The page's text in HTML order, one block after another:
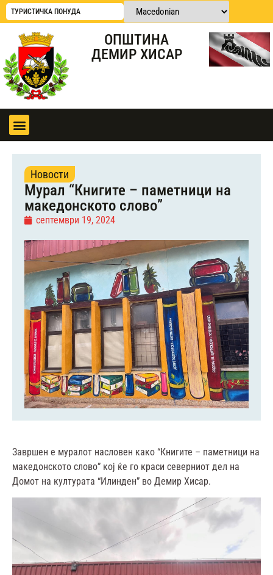
ТУРИСТИЧКА ПОНУДА
ОПШТИНА
ДЕМИР ХИСАР
Новости
Мурал “Книгите – паметници на
македонското слово”
септември 19, 2024
Завршен е муралот насловен како “Книгите – паметници на
македонското слово” кој ќе го краси северниот дел на
Домот на културата “Илинден” во Демир Хисар.